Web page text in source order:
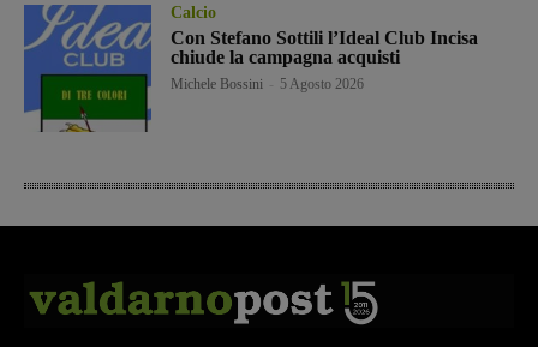
Calcio
Con Stefano Sottili l’Ideal Club Incisa
chiude la campagna acquisti
Michele Bossini 5 Agosto 2026